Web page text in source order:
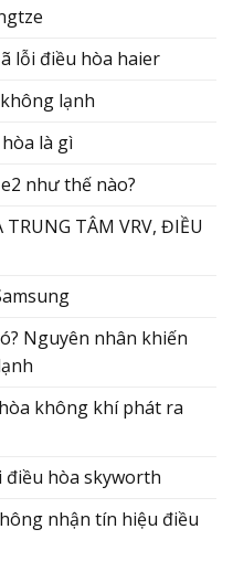
lỗi điều hòa haier
lạnh
là gì
như thế nào?
TÂM VRV, ĐIỀU
Nguyên nhân khiến
không khí phát ra
điều hòa skyworth
nhận tín hiệu điều